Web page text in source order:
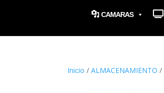
CAMARAS
Inicio /ALMACENAMIENTO /